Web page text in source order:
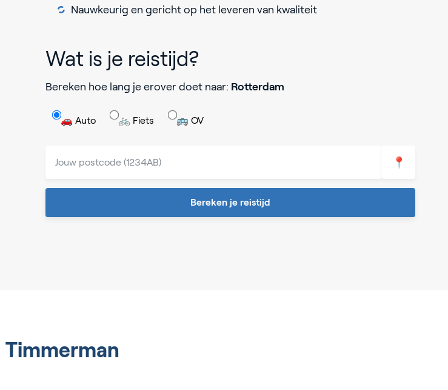
Nauwkeurig en gericht op het leveren van kwaliteit
Wat is je reistijd?
Bereken hoe lang je erover doet naar: Rotterdam
🚗 Auto 🚲 Fiets 🚌 OV
📍
Bereken je reistijd
Timmerman